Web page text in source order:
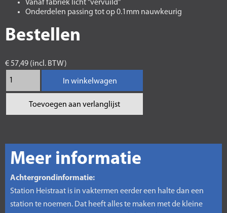
Vanaf fabriek licht "vervuild"
Onderdelen passing tot op 0.1mm nauwkeurig
Bestellen
€ 57,49 (incl. BTW)
In winkelwagen
Toevoegen aan verlanglijst
Meer informatie
Achtergrondinformatie:
Station Heistraat is in vaktermen eerder een halte dan een
station te noemen. Dat heeft alles te maken met de kleine